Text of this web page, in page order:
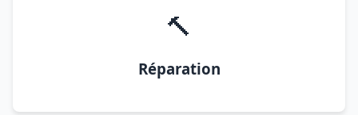
🔨
Réparation